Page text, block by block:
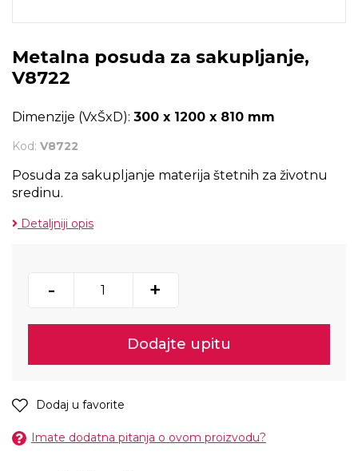
Metalna posuda za sakupljanje,
V8722
Dimenzije (VxŠxD): 300 x 1200 x 810 mm
Kod: V8722
Posuda za sakupljanje materija štetnih za životnu
sredinu.
Detaljniji opis
- +
Dodajte upitu
Dodaj u favorite
Imate dodatna pitanja o ovom proizvodu?